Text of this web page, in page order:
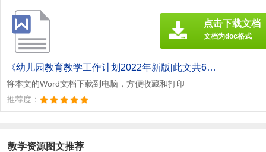
《幼儿园教育教学工作计划2022年新版[此文共6977字].doc》
将本文的Word文档下载到电脑，方便收藏和打印
推荐度：
点击下载文档
文档为doc格式
教学资源图文推荐